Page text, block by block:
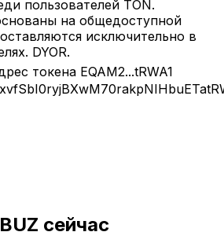
пользователей TON.
на общедоступной
исключительно в
DYOR.
токена EQAM2...tRWA1
сейчас